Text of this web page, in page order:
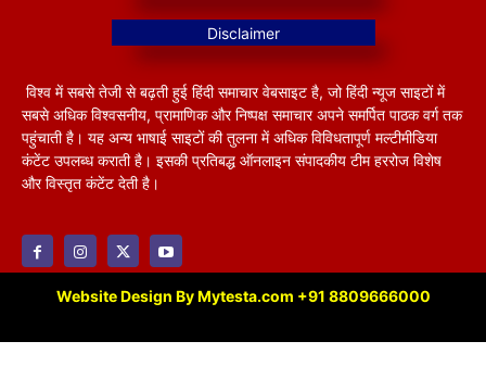
विश्व में सबसे तेजी से बढ़ती हुई हिंदी समाचार वेबसाइट है, जो हिंदी न्यूज साइटों में
सबसे अधिक विश्वसनीय, प्रामाणिक और निष्पक्ष समाचार अपने समर्पित पाठक वर्ग तक
पहुंचाती है। यह अन्य भाषाई साइटों की तुलना में अधिक विविधतापूर्ण मल्टीमीडिया
कंटेंट उपलब्ध कराती है। इसकी प्रतिबद्ध ऑनलाइन संपादकीय टीम हररोज विशेष
और विस्तृत कंटेंट देती है।
Website Design By Mytesta.com +91 8809666000